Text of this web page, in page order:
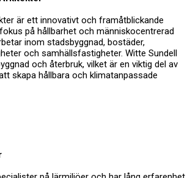
är ett innovativt och framåtblickande
på hållbarhet och människocentrerad
inom stadsbyggnad, bostäder,
och samhällsfastigheter. Witte Sundell
och återbruk, vilket är en viktig del av
skapa hållbara och klimatanpassade